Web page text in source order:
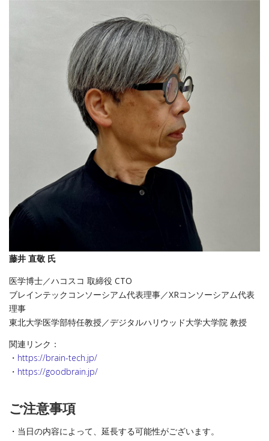
藤井 直敬 氏
医学博士／ハコスコ 取締役 CTO
ブレインテックコンソーシアム代表理事／XRコンソーシアム代表
理事
東北大学医学部特任教授／デジタルハリウッド大学大学院 教授
関連リンク：
・ https://brain-tech.jp/
・ https://goodbrain.jp/
ご注意事項
・当日の内容によって、延長する可能性がございます。